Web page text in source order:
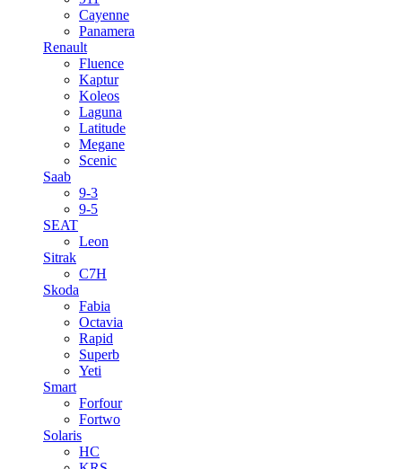
Cayenne
Panamera
Renault
Fluence
Kaptur
Koleos
Laguna
Latitude
Megane
Scenic
Saab
9-3
9-5
SEAT
Leon
Sitrak
C7H
Skoda
Fabia
Octavia
Rapid
Superb
Yeti
Smart
Forfour
Fortwo
Solaris
HC